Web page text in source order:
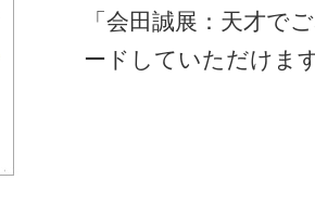
「会田誠展：天才で
ードしていただけま